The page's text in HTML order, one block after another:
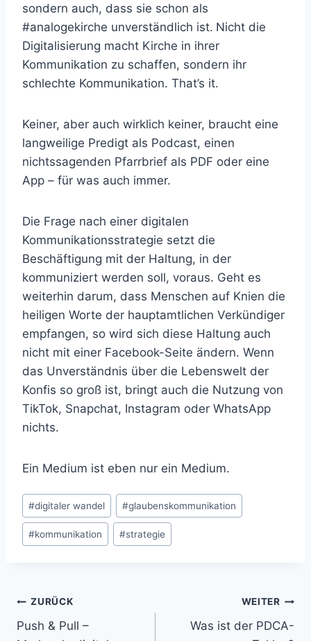
sondern auch, dass sie schon als
#analogekirche unverständlich ist. Nicht die
Digitalisierung macht Kirche in ihrer
Kommunikation zu schaffen, sondern ihr
schlechte Kommunikation. That’s it.
Keiner, aber auch wirklich keiner, braucht eine
langweilige Predigt als Podcast, einen
nichtssagenden Pfarrbrief als PDF oder eine
App – für was auch immer.
Die Frage nach einer digitalen
Kommunikationsstrategie setzt die
Beschäftigung mit der Haltung, in der
kommuniziert werden soll, voraus. Geht es
weiterhin darum, dass Menschen auf Knien die
heiligen Worte der hauptamtlichen Verkündiger
empfangen, so wird sich diese Haltung auch
nicht mit einer Facebook-Seite ändern. Wenn
das Unverständnis über die Lebenswelt der
Konfis so groß ist, bringt auch die Nutzung von
TikTok, Snapchat, Instagram oder WhatsApp
nichts.
Ein Medium ist eben nur ein Medium.
Schlagworte:
#digitaler wandel #glaubenskommunikation
#kommunikation #strategie
Beitragsnavigation
ZURÜCK
Push & Pull –
WEITER
Was ist der PDCA-